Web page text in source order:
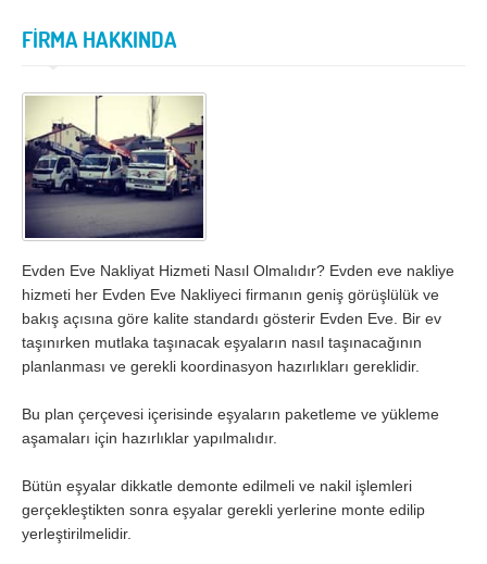
Kars Kastamonu
Kırklareli Kırşehir
Kilis Kocaeli
Konya Kütahya
Malatya Manisa
Muğla Muş
Nevşehir Niğde
Rize Sakarya
Samsun Siirt
Sinop Sivas
FİRMA HAKKINDA
Evden Eve Nakliyat Hizmeti Nasıl Olmalıdır? Evden eve nakliye
hizmeti her Evden Eve Nakliyeci firmanın geniş görüşlülük ve
bakış açısına göre kalite standardı gösterir Evden Eve. Bir ev
taşınırken mutlaka taşınacak eşyaların nasıl taşınacağının
planlanması ve gerekli koordinasyon hazırlıkları gereklidir.
Bu plan çerçevesi içerisinde eşyaların paketleme ve yükleme
aşamaları için hazırlıklar yapılmalıdır.
Bütün eşyalar dikkatle demonte edilmeli ve nakil işlemleri
gerçekleştikten sonra eşyalar gerekli yerlerine monte edilip
yerleştirilmelidir.